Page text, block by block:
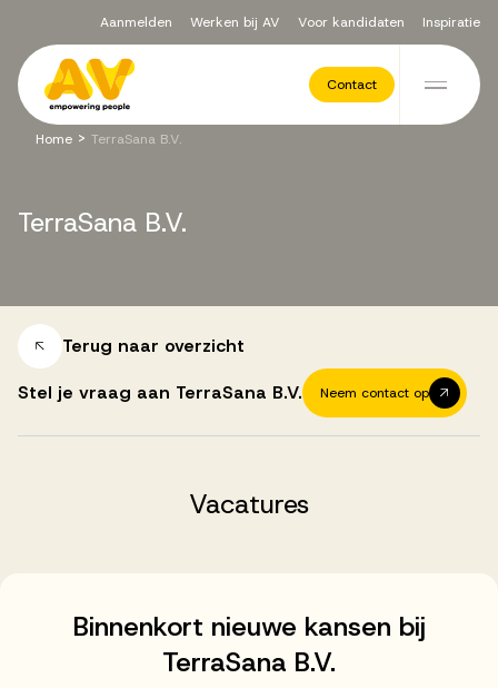
Ga naar de inhoud
Aanmelden Werken bij AV Voor kandidaten Inspiratie
Contact
Voor opdrachtgevers
Recruitment Services
Vacatures
Successen
Succesverhalen
Home > TerraSana B.V.
TerraSana B.V.
Terug naar overzicht
Stel je vraag aan TerraSana B.V.
Neem contact op
Vacatures
Binnenkort nieuwe kansen bij
TerraSana B.V.